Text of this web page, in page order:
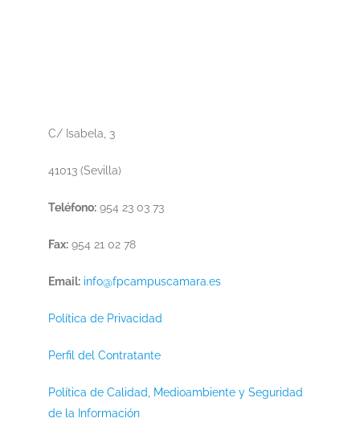
C/ Isabela, 3
41013 (Sevilla)
Teléfono:954 23 03 73
Fax:954 21 02 78
Email: info@fpcampuscamara.es
Política de Privacidad
Perfil del Contratante
Política de Calidad, Medioambiente y Seguridad
de la Información